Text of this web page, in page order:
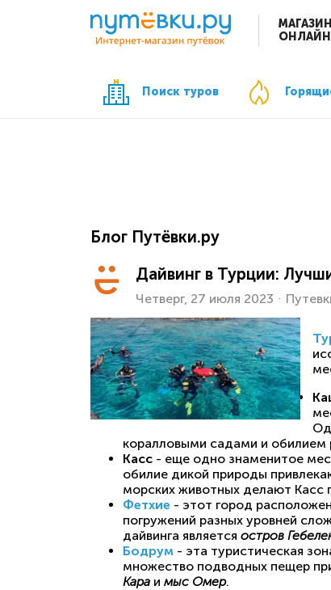
МАГАЗИН
Поиск туров
Блог Путёвки.ру
Дайвинг в Турции:
Четверг, 27 июля 2023
коралловыми садами и обилием
Касс - еще одно знаменитое
обилие дикой природы
морских животных делают Касс
Фетхие - этот город
погружений разных уровней
дайвинга является остров
Бодрум - эта туристическая
множество подводных пещер
Кара и мыс Омер.